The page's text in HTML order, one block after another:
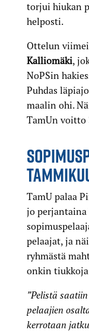
torjui hiukan
helposti.
Ottelun
Kalliomäki,
NoPSin
Puhdas
maalin ohi.
TamUn voitto
TamU palaa
jo perjantaina
pelaajat, ja
ryhmästä
onkin
”Pelistä
pelaajien
kerrotaan